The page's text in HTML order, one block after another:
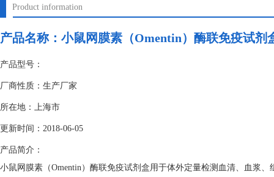
Product information
产品名称： 小鼠网膜素（Omentin）酶联免疫试剂
产品型号：
厂商性质：生产厂家
所在地：上海市
更新时间：2018-06-05
产品简介：
小鼠网膜素（Omentin）酶联免疫试剂盒用于体外定量检测血清、血浆